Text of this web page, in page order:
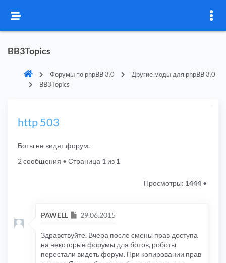
BB3Topics
Форумы по phpBB 3.0
Другие моды для phpBB 3.0
BB3Topics
http 503
Боты не видят форум.
2 сообщения • Страница 1 из 1
Просмотры: 1444 •
PAWELL Сообщение
29.06.2015
Здравствуйте. Вчера после смены прав доступа
на некоторые форумы для ботов, роботы
перестали видеть форум. При копировании прав